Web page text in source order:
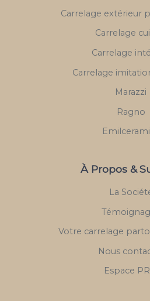
Carrelage extérieur
Carrelage
Carrelage
Carrelage
Marazzi
Ragno
À Propos &
La
Votre carrelage
Nous
Espace